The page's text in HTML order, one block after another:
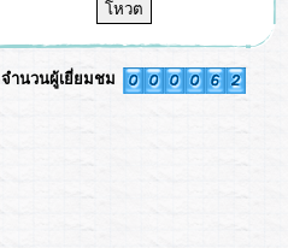
จำนวนผู้เยี่ยมชม